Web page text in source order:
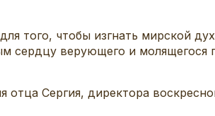
того, чтобы изгнать мирской
сердцу верующего и молящегося
отца Сергия, директора